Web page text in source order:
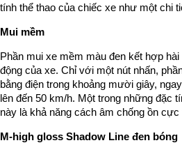
tính thể thao của chiếc xe như một chi
Mui mềm
Phần mui xe mềm màu đen kết hợp
động của xe. Chỉ với một nút nhấn,
bằng điện trong khoảng mười giây,
lên đến 50 km/h. Một trong những đặc
này là khả năng cách âm chống ồn cực
M-high gloss Shadow Line đen bóng